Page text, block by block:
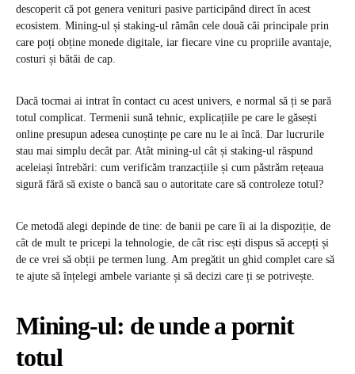
descoperit că pot genera venituri pasive participând direct în acest
ecosistem. Mining-ul și staking-ul rămân cele două căi principale prin
care poți obține monede digitale, iar fiecare vine cu propriile avantaje,
costuri și bătăi de cap.
Dacă tocmai ai intrat în contact cu acest univers, e normal să ți se pară
totul complicat. Termenii sună tehnic, explicațiile pe care le găsești
online presupun adesea cunoștințe pe care nu le ai încă. Dar lucrurile
stau mai simplu decât par. Atât mining-ul cât și staking-ul răspund
aceleiași întrebări: cum verificăm tranzacțiile și cum păstrăm rețeaua
sigură fără să existe o bancă sau o autoritate care să controleze totul?
Ce metodă alegi depinde de tine: de banii pe care îi ai la dispoziție, de
cât de mult te pricepi la tehnologie, de cât risc ești dispus să accepți și
de ce vrei să obții pe termen lung. Am pregătit un ghid complet care să
te ajute să înțelegi ambele variante și să decizi care ți se potrivește.
Mining-ul: de unde a pornit
totul